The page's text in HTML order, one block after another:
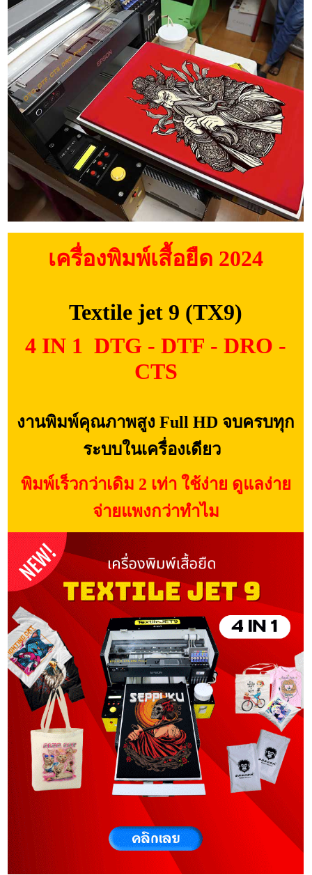
เครื่องพิมพ์เสื้อยืด 2024
Textile jet 9 (TX9)
4 IN 1 DTG - DTF - DRO -
CTS
งานพิมพ์คุณภาพสูง Full HD จบครบทุก
ระบบในเครื่องเดียว
พิมพ์เร็วกว่าเดิม 2 เท่า ใช้ง่าย ดูแลง่าย
จ่ายแพงกว่าทำไม